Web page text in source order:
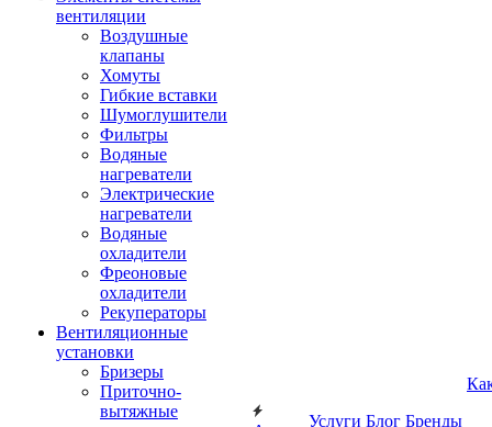
вентиляции
Воздушные
клапаны
Хомуты
Гибкие вставки
Шумоглушители
Фильтры
Водяные
нагреватели
Электрические
нагреватели
Водяные
охладители
Фреоновые
охладители
Рекуператоры
Вентиляционные
установки
Бризеры
Приточно-
вытяжные
Услуги Блог Бренды